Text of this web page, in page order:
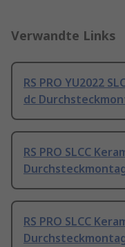
Verwandte Links
RS PRO YU2022
dc
RS PRO SLCC
RS PRO SLCC